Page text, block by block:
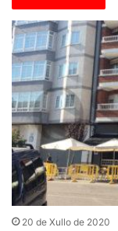
20 de Xullo de 2020